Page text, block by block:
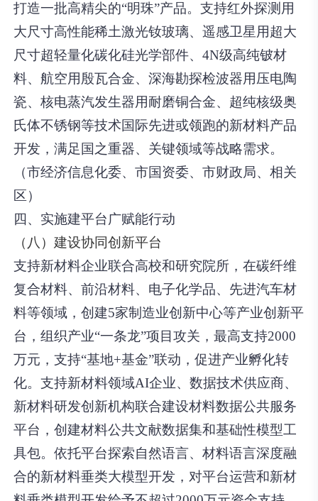
打造一批高精尖的“明珠”产品。支持红外探测用
大尺寸高性能稀土激光钕玻璃、遥感卫星用超大
尺寸超轻量化碳化硅光学部件、4N级高纯铍材
料、航空用殷瓦合金、深海勘探检波器用压电陶
瓷、核电蒸汽发生器用耐磨铜合金、超纯核级奥
氏体不锈钢等技术国际先进或领跑的新材料产品
开发，满足国之重器、关键领域等战略需求。
（市经济信息化委、市国资委、市财政局、相关
区）
四、实施建平台广赋能行动
（八）建设协同创新平台
支持新材料企业联合高校和研究院所，在碳纤维
复合材料、前沿材料、电子化学品、先进汽车材
料等领域，创建5家制造业创新中心等产业创新平
台，组织产业“一条龙”项目攻关，最高支持2000
万元，支持“基地+基金”联动，促进产业孵化转
化。支持新材料领域AI企业、数据技术供应商、
新材料研发创新机构联合建设材料数据公共服务
平台，创建材料公共文献数据集和基础性模型工
具包。依托平台探索自然语言、材料语言深度融
合的新材料垂类大模型开发，对平台运营和新材